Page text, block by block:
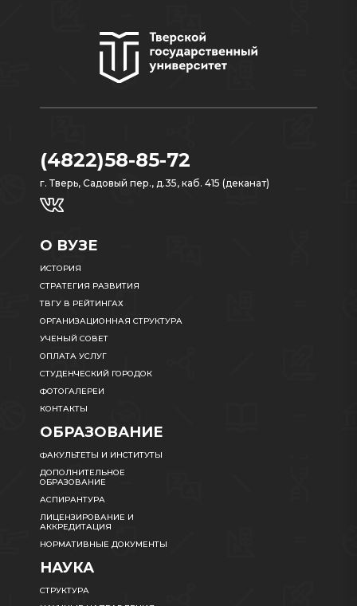
(4822)58-85-72
г. Тверь, Садовый пер., д.35, каб. 415 (деканат)
О ВУЗЕ
ИСТОРИЯ
СТРАТЕГИЯ РАЗВИТИЯ
ТВГУ В РЕЙТИНГАХ
ОРГАНИЗАЦИОННАЯ СТРУКТУРА
УЧЕНЫЙ СОВЕТ
ОПЛАТА УСЛУГ
СТУДЕНЧЕСКИЙ ГОРОДОК
ФОТОГАЛЕРЕИ
КОНТАКТЫ
ОБРАЗОВАНИЕ
ФАКУЛЬТЕТЫ И ИНСТИТУТЫ
ДОПОЛНИТЕЛЬНОЕ
ОБРАЗОВАНИЕ
АСПИРАНТУРА
ЛИЦЕНЗИРОВАНИЕ И
АККРЕДИТАЦИЯ
НОРМАТИВНЫЕ ДОКУМЕНТЫ
НАУКА
СТРУКТУРА